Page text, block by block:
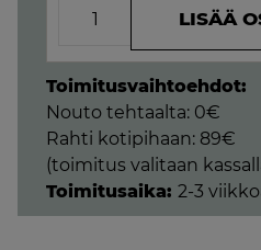
istuttava
harmaa
nahkasohva
määrä
LISÄÄ
Toimitusvaihtoehdot:
Nouto tehtaalta: 0€
Rahti kotipihaan: 89€
(toimitus valitaan
Toimitusaika: 2-3